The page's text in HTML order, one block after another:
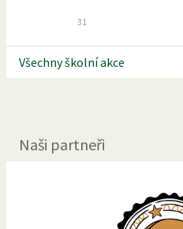
31
Všechny školní akce
Naši partneři